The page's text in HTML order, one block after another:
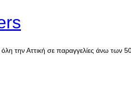
την Αττική σε παραγγελίες άνω